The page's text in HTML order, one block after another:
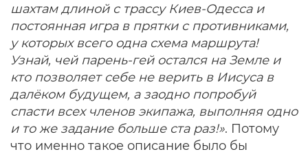
шахтам длиной с трассу Киев-Одесса и
постоянная игра в прятки с противниками,
у которых всего одна схема маршрута!
Узнай, чей парень-гей остался на Земле и
кто позволяет себе не верить в Иисуса в
далёком будущем, а заодно попробуй
спасти всех членов экипажа, выполняя одно
и то же задание больше ста раз!». Потому
что именно такое описание было бы